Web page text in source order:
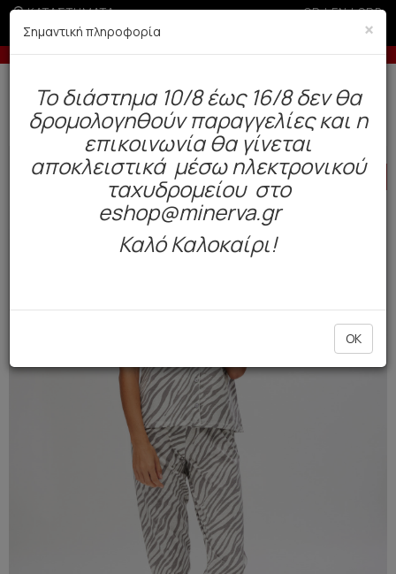
ΚΑΤΑΣΤΗΜΑΤΑ GR|EN|SRB
Έως 3 άτοκες δόσεις με πιστωτική άνω των 50€
Δωρεάν αποστολή άνω των 49€. Παράδοση σε 3-5 εργάσιμες.
Γυναίκα Πυτζάμες / Νυχτικά Καλοκαιρινές
HOT
×
Σημαντική πληροφορία
To διάστημα 10/8 έως 16/8 δεν θα
δρομολογηθούν παραγγελίες και η
επικοινωνία θα γίνεται
αποκλειστικά μέσω ηλεκτρονικού
ταχυδρομείου στο
eshop@minerva.gr
Καλό Καλοκαίρι!
OK